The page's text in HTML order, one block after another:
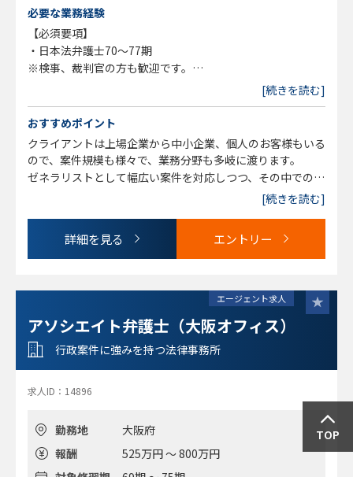
コーポレート/M&A・事業承継/コンプライアンス/国際取引/
人事・労務/事業再生・倒産/知的財産/IT・情報管理/金融法
務・ファイナンス/証券・保険/不動産/債権管理・回収/競争
法・独占禁止法/税務/行政法務/企業刑事事件
遺言・相続/高齢者支援（後見・財産管理）/離婚/任意整
理・自己破産・個人再生/交通事故/金銭貸借・保証/消費者
被害/医療過誤/刑事事件・被害者支援
※変更の範囲：事務所の定める業務とする
必要な業務経験
【必須要項】
・日本法弁護士70～77期
※検事、裁判官の方も歓迎です。
・企業法務系法律事務所での実務経験
・積極性、責任感、コミュニケーション力、協調性がある方
[続きを読む]
おすすめポイント
クライアントは上場企業から中小企業、個人のお客様もいる
ので、案件規模も様々で、業務分野も多岐に渡ります。
ゼネラリストとして幅広い案件を対応しつつ、その中での専
[続きを読む]
詳細を見る エントリー
エージェント求人
アソシエイト弁護士（大阪オフィス）
行政案件に強みを持つ法律事務所
求人ID：14896
勤務地
大阪府
報酬
525万円 ～ 800万円
TOP